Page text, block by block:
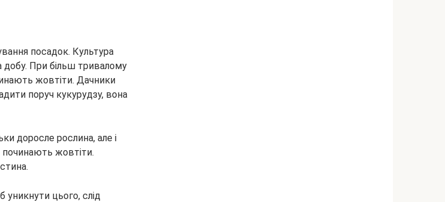
посадок. Культура
добу. При більш тривалому
жовтіти. Дачники
поруч кукурудзу, вона
доросле рослина, але і
починають жовтіти.
цього, слід